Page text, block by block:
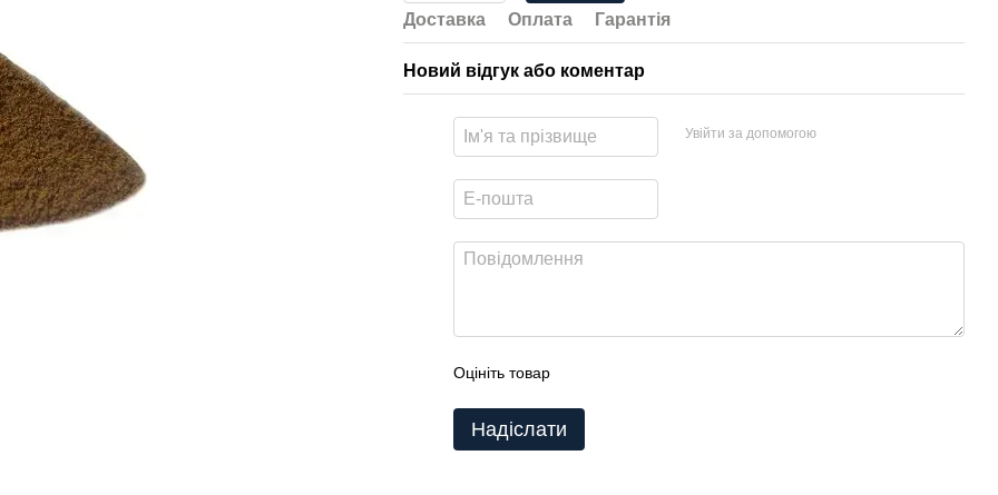
Доставка Оплата Гарантія
Новий відгук або коментар
Увійти за допомогою
Оцініть товар
Надіслати